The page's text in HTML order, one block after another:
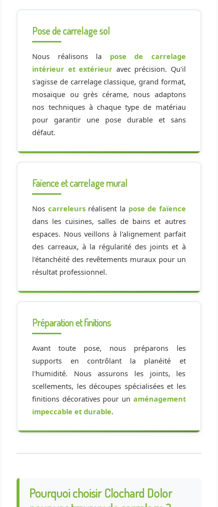
Pose de carrelage sol
Nous réalisons la pose de carrelage
intérieur et extérieur avec précision. Qu'il
s'agisse de carrelage classique, grand format,
mosaïque ou grès cérame, nous adaptons
nos techniques à chaque type de matériau
pour garantir une pose durable et sans
défaut.
Faïence et carrelage mural
Nos carreleursréalisent la pose de faïence
dans les cuisines, salles de bains et autres
espaces. Nous veillons à l'alignement parfait
des carreaux, à la régularité des joints et à
l'étanchéité des revêtements muraux pour un
résultat professionnel.
Préparation et finitions
Avant toute pose, nous préparons les
supports en contrôlant la planéité et
l'humidité. Nous assurons les joints, les
scellements, les découpes spécialisées et les
finitions décoratives pour un aménagement
impeccable et durable.
Pourquoi choisir Clochard Dolor